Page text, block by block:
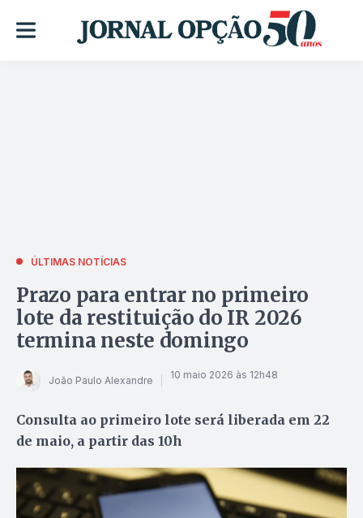
ÚLTIMAS NOTÍCIAS
Prazo para entrar no primeiro
lote da restituição do IR 2026
termina neste domingo
João Paulo Alexandre 10 maio 2026 às 12h48
Consulta ao primeiro lote será liberada em 22
de maio, a partir das 10h